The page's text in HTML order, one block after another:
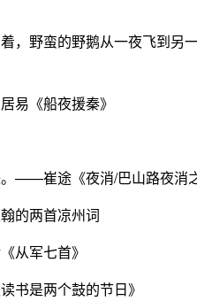
，野蛮的野鹅从一夜飞到
易《船夜援秦》
——崔途《夜消/巴山路夜消
的两首凉州词
从军七首》
书是两个鼓的节日》